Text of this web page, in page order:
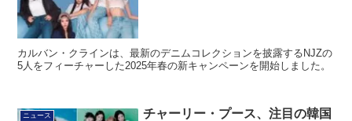
カルバン・クラインは、最新のデニムコレクションを披露するNJZの
5人をフィーチャーした2025年春の新キャンペーンを開始しました。
ニュース
チャーリー・プース、注目の韓国